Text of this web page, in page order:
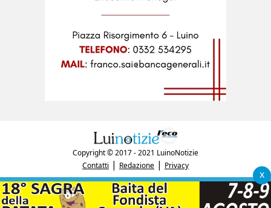
x
Copyright © 2017 - 2021 LuinoNotizie
Contatti | Redazione | Privacy
"Luinonotizie.it è una testata giornalistica iscritta al Registro Stampa del
tribunale di Varese al n. 5/2017 in data 29/6/2017"
P.IVA: 03433740127